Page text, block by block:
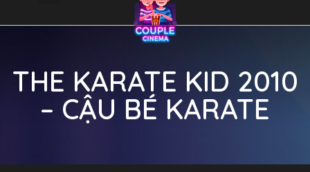
THE KARATE KID 2010
– CẬU BÉ KARATE